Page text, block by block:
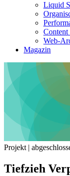
Liquid
Web-
Magazin
Projekt |
Tiefzieh